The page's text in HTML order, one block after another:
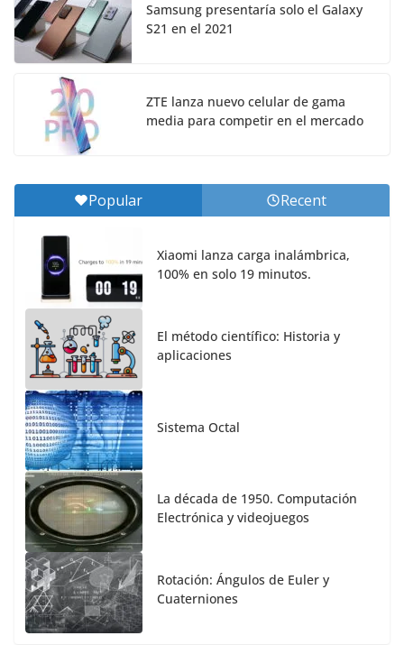
Samsung presentaría solo el Galaxy
S21 en el 2021
ZTE lanza nuevo celular de gama
media para competir en el mercado
Popular Recent
Xiaomi lanza carga inalámbrica,
100% en solo 19 minutos.
El método científico: Historia y
aplicaciones
Sistema Octal
La década de 1950. Computación
Electrónica y videojuegos
Rotación: Ángulos de Euler y
Cuaterniones